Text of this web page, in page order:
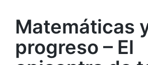
Matemáticas
progreso – El